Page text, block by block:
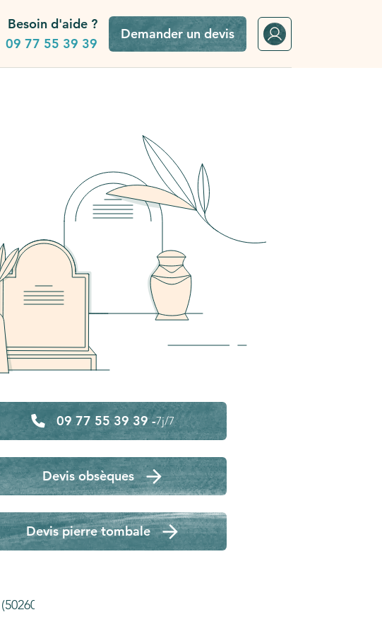
Besoin d'aide ?
09 77 55 39 39
Demander un devis
09 77 55 39 39 -7j/7
Devis obsèques
Devis pierre tombale